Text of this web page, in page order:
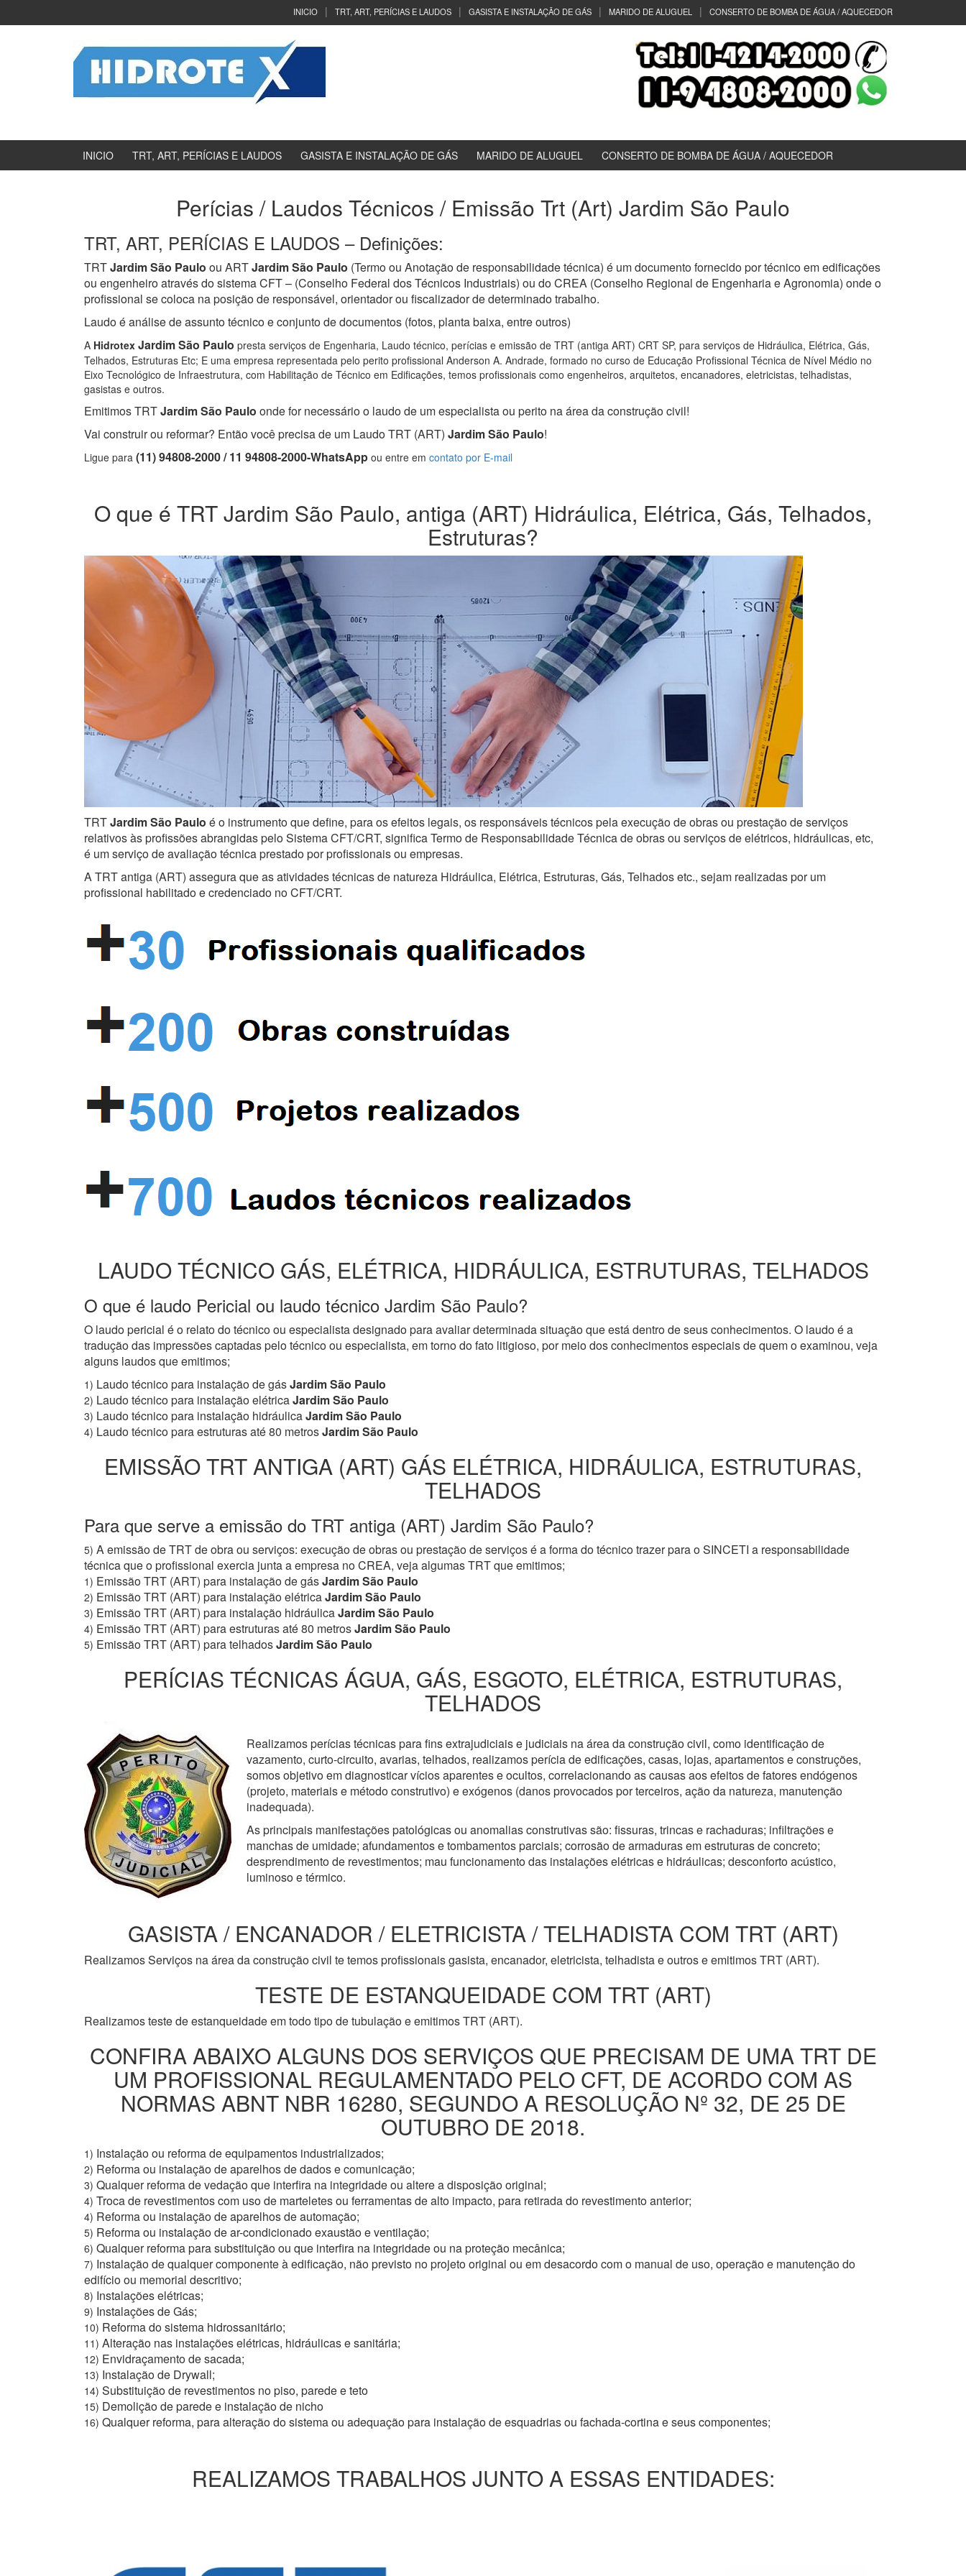
INICIO TRT, ART, PERÍCIAS E LAUDOS GASISTA E INSTALAÇÃO DE GÁS MARIDO DE ALUGUEL CONSERTO DE BOMBA DE ÁGUA / AQUECEDOR
INICIO TRT, ART, PERÍCIAS E LAUDOS GASISTA E INSTALAÇÃO DE GÁS MARIDO DE ALUGUEL CONSERTO DE BOMBA DE ÁGUA / AQUECEDOR
Perícias / Laudos Técnicos / Emissão Trt (Art) Jardim São Paulo
TRT, ART, PERÍCIAS E LAUDOS – Definições:
TRTJardim São Paulo ou ARTJardim São Paulo (Termo ou Anotação de responsabilidade técnica) é um documento fornecido por técnico em edificações
ou engenheiro através do sistema CFT – (Conselho Federal dos Técnicos Industriais) ou do CREA (Conselho Regional de Engenharia e Agronomia) onde o
profissional se coloca na posição de responsável, orientador ou fiscalizador de determinado trabalho.
Laudo é análise de assunto técnico e conjunto de documentos (fotos, planta baixa, entre outros)
A Hidrotex Jardim São Paulo presta serviços de Engenharia, Laudo técnico, perícias e emissão de TRT (antiga ART) CRT SP, para serviços de Hidráulica, Elétrica, Gás,
Telhados, Estruturas Etc; E uma empresa representada pelo perito profissional Anderson A. Andrade, formado no curso de Educação Profissional Técnica de Nível Médio no
Eixo Tecnológico de Infraestrutura, com Habilitação de Técnico em Edificações, temos profissionais como engenheiros, arquitetos, encanadores, eletricistas, telhadistas,
gasistas e outros.
Emitimos TRTJardim São Paulo onde for necessário o laudo de um especialista ou perito na área da construção civil!
Vai construir ou reformar? Então você precisa de um Laudo TRT (ART) Jardim São Paulo!
Ligue para (11) 94808-2000 / 11 94808-2000-WhatsApp ou entre em contato por E-mail
O que é TRT Jardim São Paulo, antiga (ART) Hidráulica, Elétrica, Gás, Telhados,
Estruturas?
TRTJardim São Paulo é o instrumento que define, para os efeitos legais, os responsáveis técnicos pela execução de obras ou prestação de serviços
relativos às profissões abrangidas pelo Sistema CFT/CRT, significa Termo de Responsabilidade Técnica de obras ou serviços de elétricos, hidráulicas, etc,
é um serviço de avaliação técnica prestado por profissionais ou empresas.
A TRT antiga (ART) assegura que as atividades técnicas de natureza Hidráulica, Elétrica, Estruturas, Gás, Telhados etc., sejam realizadas por um
profissional habilitado e credenciado no CFT/CRT.
LAUDO TÉCNICO GÁS, ELÉTRICA, HIDRÁULICA, ESTRUTURAS, TELHADOS
O que é laudo Pericial ou laudo técnico Jardim São Paulo?
O laudo pericial é o relato do técnico ou especialista designado para avaliar determinada situação que está dentro de seus conhecimentos. O laudo é a
tradução das impressões captadas pelo técnico ou especialista, em torno do fato litigioso, por meio dos conhecimentos especiais de quem o examinou, veja
alguns laudos que emitimos;
1) Laudo técnico para instalação de gásJardim São Paulo
2) Laudo técnico para instalação elétricaJardim São Paulo
3) Laudo técnico para instalação hidráulicaJardim São Paulo
4) Laudo técnico para estruturas até 80 metrosJardim São Paulo
EMISSÃO TRT ANTIGA (ART) GÁS ELÉTRICA, HIDRÁULICA, ESTRUTURAS,
TELHADOS
Para que serve a emissão do TRT antiga (ART) Jardim São Paulo?
5) A emissão de TRT de obra ou serviços: execução de obras ou prestação de serviços é a forma do técnico trazer para o SINCETI a responsabilidade
técnica que o profissional exercia junta a empresa no CREA, veja algumas TRT que emitimos;
1) Emissão TRT (ART) para instalação de gásJardim São Paulo
2) Emissão TRT (ART) para instalação elétricaJardim São Paulo
3) Emissão TRT (ART) para instalação hidráulicaJardim São Paulo
4) Emissão TRT (ART) para estruturas até 80 metrosJardim São Paulo
5) Emissão TRT (ART) para telhadosJardim São Paulo
PERÍCIAS TÉCNICAS ÁGUA, GÁS, ESGOTO, ELÉTRICA, ESTRUTURAS,
TELHADOS
Realizamos perícias técnicas para fins extrajudiciais e judiciais na área da construção civil, como identificação de
vazamento, curto-circuito, avarias, telhados, realizamos perícia de edificações, casas, lojas, apartamentos e construções,
somos objetivo em diagnosticar vícios aparentes e ocultos, correlacionando as causas aos efeitos de fatores endógenos
(projeto, materiais e método construtivo) e exógenos (danos provocados por terceiros, ação da natureza, manutenção
inadequada).
As principais manifestações patológicas ou anomalias construtivas são: fissuras, trincas e rachaduras; infiltrações e
manchas de umidade; afundamentos e tombamentos parciais; corrosão de armaduras em estruturas de concreto;
desprendimento de revestimentos; mau funcionamento das instalações elétricas e hidráulicas; desconforto acústico,
luminoso e térmico.
GASISTA / ENCANADOR / ELETRICISTA / TELHADISTA COM TRT (ART)
Realizamos Serviços na área da construção civil te temos profissionais gasista, encanador, eletricista, telhadista e outros e emitimos TRT (ART).
TESTE DE ESTANQUEIDADE COM TRT (ART)
Realizamos teste de estanqueidade em todo tipo de tubulação e emitimos TRT (ART).
CONFIRA ABAIXO ALGUNS DOS SERVIÇOS QUE PRECISAM DE UMA TRT DE
UM PROFISSIONAL REGULAMENTADO PELO CFT, DE ACORDO COM AS
NORMAS ABNT NBR 16280, SEGUNDO A RESOLUÇÃO Nº 32, DE 25 DE
OUTUBRO DE 2018.
1) Instalação ou reforma de equipamentos industrializados;
2) Reforma ou instalação de aparelhos de dados e comunicação;
3) Qualquer reforma de vedação que interfira na integridade ou altere a disposição original;
4) Troca de revestimentos com uso de marteletes ou ferramentas de alto impacto, para retirada do revestimento anterior;
4) Reforma ou instalação de aparelhos de automação;
5) Reforma ou instalação de ar-condicionado exaustão e ventilação;
6) Qualquer reforma para substituição ou que interfira na integridade ou na proteção mecânica;
7) Instalação de qualquer componente à edificação, não previsto no projeto original ou em desacordo com o manual de uso, operação e manutenção do
edifício ou memorial descritivo;
8) Instalações elétricas;
9) Instalações de Gás;
10) Reforma do sistema hidrossanitário;
11) Alteração nas instalações elétricas, hidráulicas e sanitária;
12) Envidraçamento de sacada;
13) Instalação de Drywall;
14) Substituição de revestimentos no piso, parede e teto
15) Demolição de parede e instalação de nicho
16) Qualquer reforma, para alteração do sistema ou adequação para instalação de esquadrias ou fachada-cortina e seus componentes;
REALIZAMOS TRABALHOS JUNTO A ESSAS ENTIDADES: